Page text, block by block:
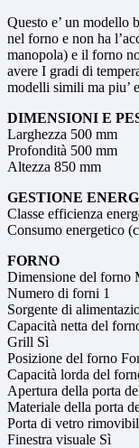
Questo e’ un modello
nel forno e non ha
manopola) e il forno
avere I gradi di
modelli simili ma piu’
DIMENSIONI E
Larghezza 500 mm
Profondità 500 mm
Altezza 850 mm
GESTIONE
Classe efficienza
Consumo energetico
FORNO
Dimensione del forno
Numero di forni 1
Sorgente di
Capacità netta del
Grill Sì
Posizione del forno
Capacità lorda del
Apertura della porta
Materiale della porta
Porta di vetro
Finestra visuale Sì